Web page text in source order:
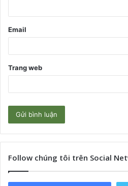
Email
Trang web
Follow chúng tôi trên Social